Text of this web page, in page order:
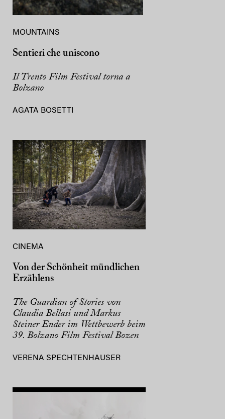
MOUNTAINS
Sentieri che uniscono
Il Trento Film Festival torna a
Bolzano
AGATA BOSETTI
CINEMA
Von der Schönheit mündlichen
Erzählens
The Guardian of Stories von
Claudia Bellasi und Markus
Steiner Ender im Wettbewerb beim
39. Bolzano Film Festival Bozen
VERENA SPECHTENHAUSER